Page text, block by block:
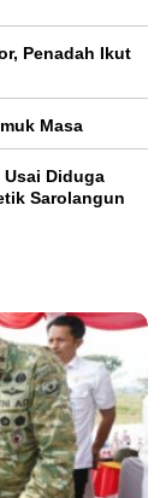
Penadah Ikut
Masa
Diduga
Sarolangun